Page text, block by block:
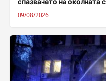
опазването на околната
09/08/2026